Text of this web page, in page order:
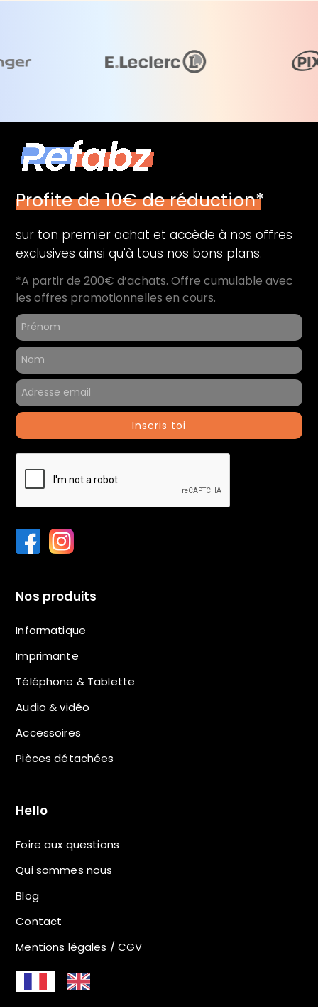
Profite de 10€ de réduction*
sur ton premier achat et accède à nos offres
exclusives ainsi qu'à tous nos bons plans.
*A partir de 200€ d’achats. Offre cumulable avec
les offres promotionnelles en cours.
Inscris toi
Nos produits
Informatique
Imprimante
Téléphone & Tablette
Audio & vidéo
Accessoires
Pièces détachées
Hello
Foire aux questions
Qui sommes nous
Blog
Contact
Mentions légales / CGV